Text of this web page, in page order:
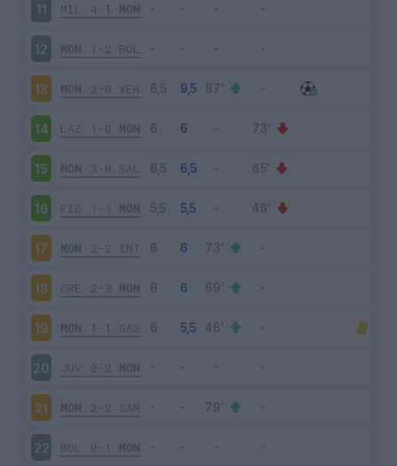
11 MIL 4-1 MON
12 MON 1-2 BOL
13 MON 2-0 VER
14 LAZ 1-0 MON
15 MON 3-0 SAL
16 FIO 1-1 MON
17 MON 2-2 INT
18 CRE 2-3 MON
19 MON 1-1 SAS
20 JUV 0-2 MON
21 MON 2-2 SAM
22 BOL 0-1 MON